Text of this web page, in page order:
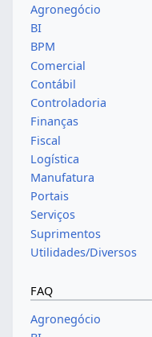
Agronegócio
BI
BPM
Comercial
Contábil
Controladoria
Finanças
Fiscal
Logística
Manufatura
Portais
Serviços
Suprimentos
Utilidades/Diversos
FAQ
Agronegócio